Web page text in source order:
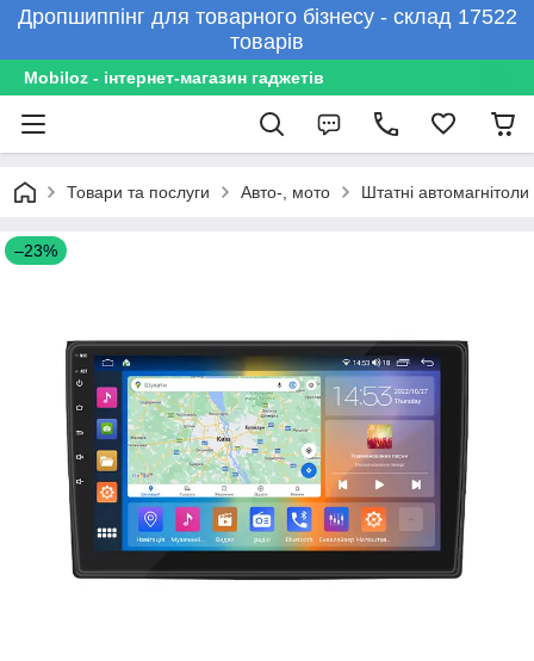
Дропшиппінг для товарного бізнесу - склад 17522
товарів
Mobiloz - інтернет-магазин гаджетів
Товари та послуги Авто-, мото Штатні автомагнітоли
–23%